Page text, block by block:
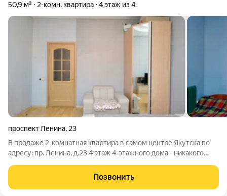
50,9 м² 2-комн. квартира 4 этаж из 4
проспект Ленина, 23
В продаже 2-комнатная квартира в самом центре Якутска по
адресу: пр. Ленина, д.23 4 этаж 4-этажного дома - никакого
планировка для семьи, пары или под аренду Дом расположен в
одной из самых
Позвонить